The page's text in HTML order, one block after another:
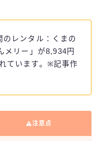
レンタル：くまの
メリー」が8,934円
ています。※記事作
注意点